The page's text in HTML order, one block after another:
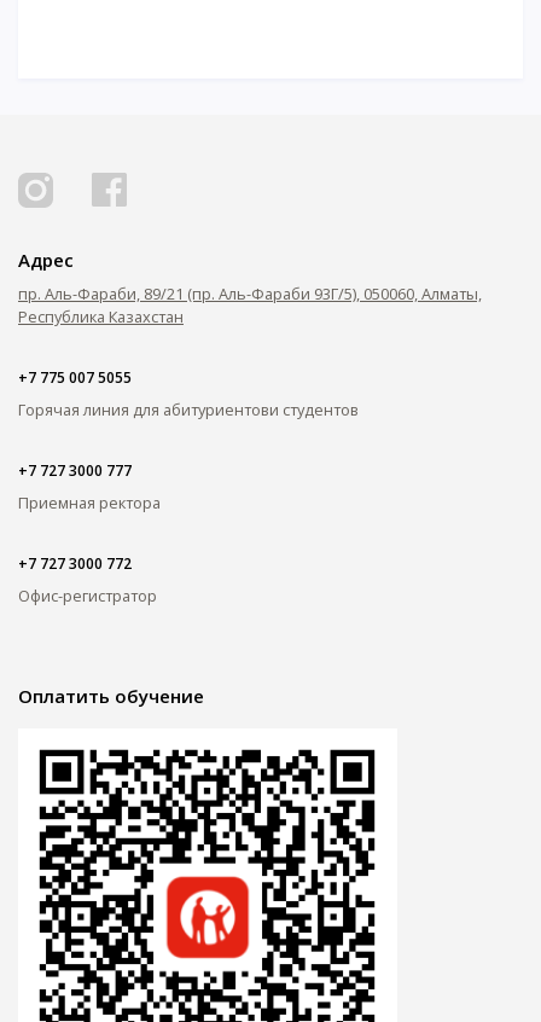
Адрес
пр. Аль-Фараби, 89/21 (пр. Аль-Фараби 93Г/5), 050060, Алматы,
Республика Казахстан
+7 775 007 5055
Горячая линия для абитуриентови студентов
+7 727 3000 777
Приемная ректора
+7 727 3000 772
Офис-регистратор
Оплатить обучение